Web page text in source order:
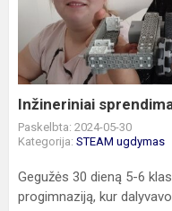
Inžineriniai
Paskelbta: 2024-05-30
Kategorija: STEAM ugdymas
Gegužės 30 dieną 5-6
progimnaziją, kur dalyvavo